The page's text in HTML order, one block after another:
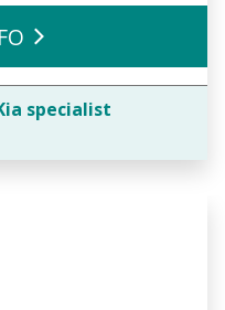
specialist